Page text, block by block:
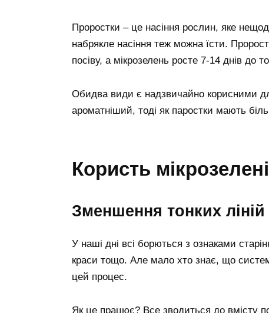
Проростки – це насіння рослин, яке
набрякле насіння теж можна їсти.
посіву, а мікрозелень росте 7-14 днів до
Обидва види є надзвичайно корисними
ароматніший, тоді як паростки мають
Користь
Зменшення тонких
У наші дні всі борються з ознаками
краси тощо. Але мало хто знає, що
цей процес.
Як це працює? Все зводиться до вмісту